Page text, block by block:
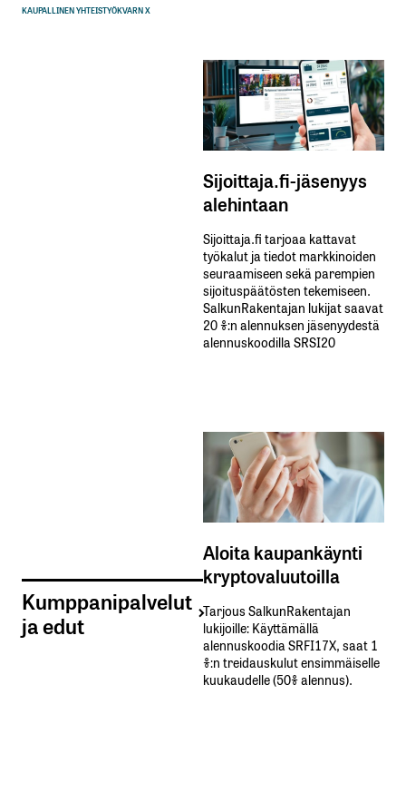
KAUPALLINEN YHTEISTYÖKVARN X
Kumppanipalvelut
ja edut
Sijoittaja.fi-jäsenyys
alehintaan
Sijoittaja.fi tarjoaa kattavat
työkalut ja tiedot markkinoiden
seuraamiseen sekä parempien
sijoituspäätösten tekemiseen.
SalkunRakentajan lukijat saavat
20 %:n alennuksen jäsenyydestä
alennuskoodilla SRSI20
Aloita kaupankäynti
kryptovaluutoilla
Tarjous SalkunRakentajan
lukijoille: Käyttämällä​ ​
alennuskoodia​ ​SRFI17X,​ ​saat​ ​1
%:n treidauskulut​ ​ensimmäiselle​ ​
kuukaudelle​ ​(50%​ ​alennus).